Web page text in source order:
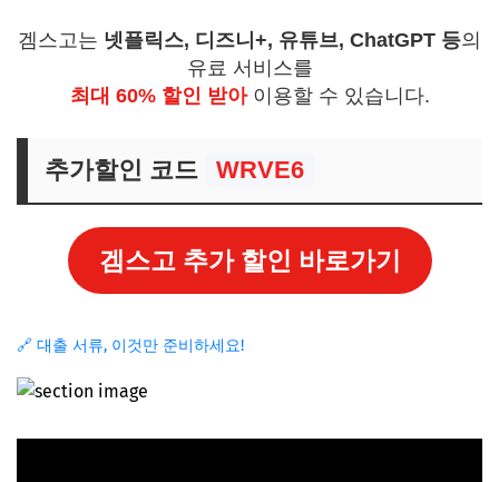
겜스고는 넷플릭스, 디즈니+, 유튜브, ChatGPT 등의
유료 서비스를
최대 60% 할인 받아이용할 수 있습니다.
추가할인 코드 WRVE6
겜스고 추가 할인 바로가기
🔗 대출 서류, 이것만 준비하세요!